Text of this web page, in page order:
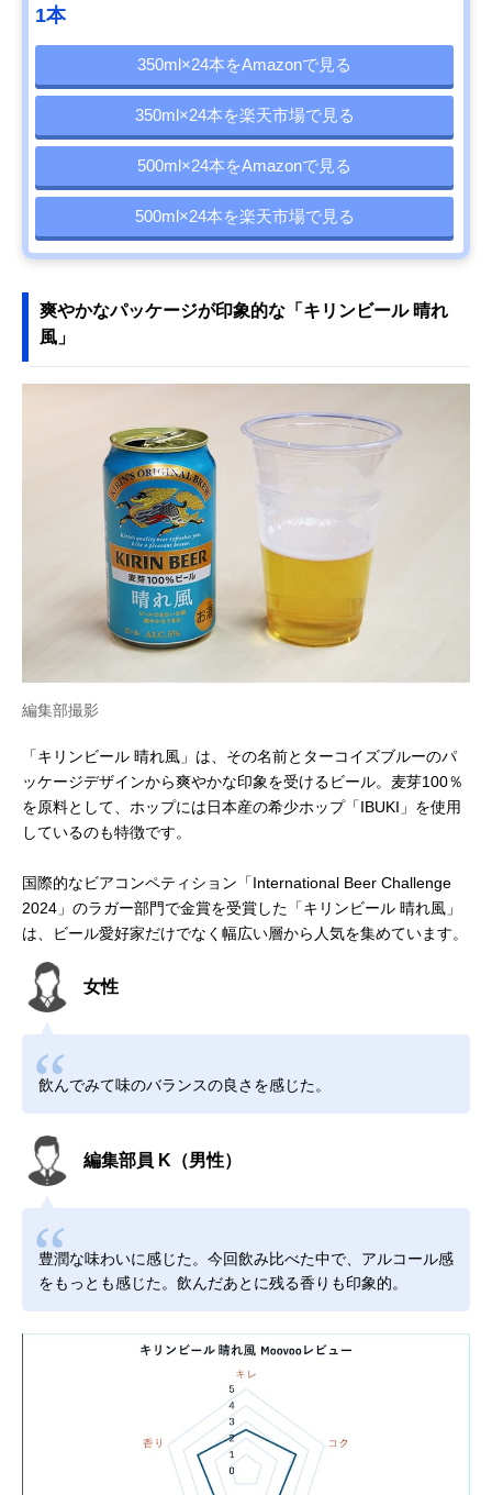
1本
350ml×24本をAmazonで見る
350ml×24本を楽天市場で見る
500ml×24本をAmazonで見る
500ml×24本を楽天市場で見る
爽やかなパッケージが印象的な「キリンビール 晴れ
風」
編集部撮影
「キリンビール 晴れ風」は、その名前とターコイズブルーのパ
ッケージデザインから爽やかな印象を受けるビール。麦芽100％
を原料として、ホップには日本産の希少ホップ「IBUKI」を使用
しているのも特徴です。
国際的なビアコンペティション「International Beer Challenge
2024」のラガー部門で金賞を受賞した「キリンビール 晴れ風」
は、ビール愛好家だけでなく幅広い層から人気を集めています。
女性
飲んでみて味のバランスの良さを感じた。
編集部員 K（男性）
豊潤な味わいに感じた。今回飲み比べた中で、アルコール感
をもっとも感じた。飲んだあとに残る香りも印象的。